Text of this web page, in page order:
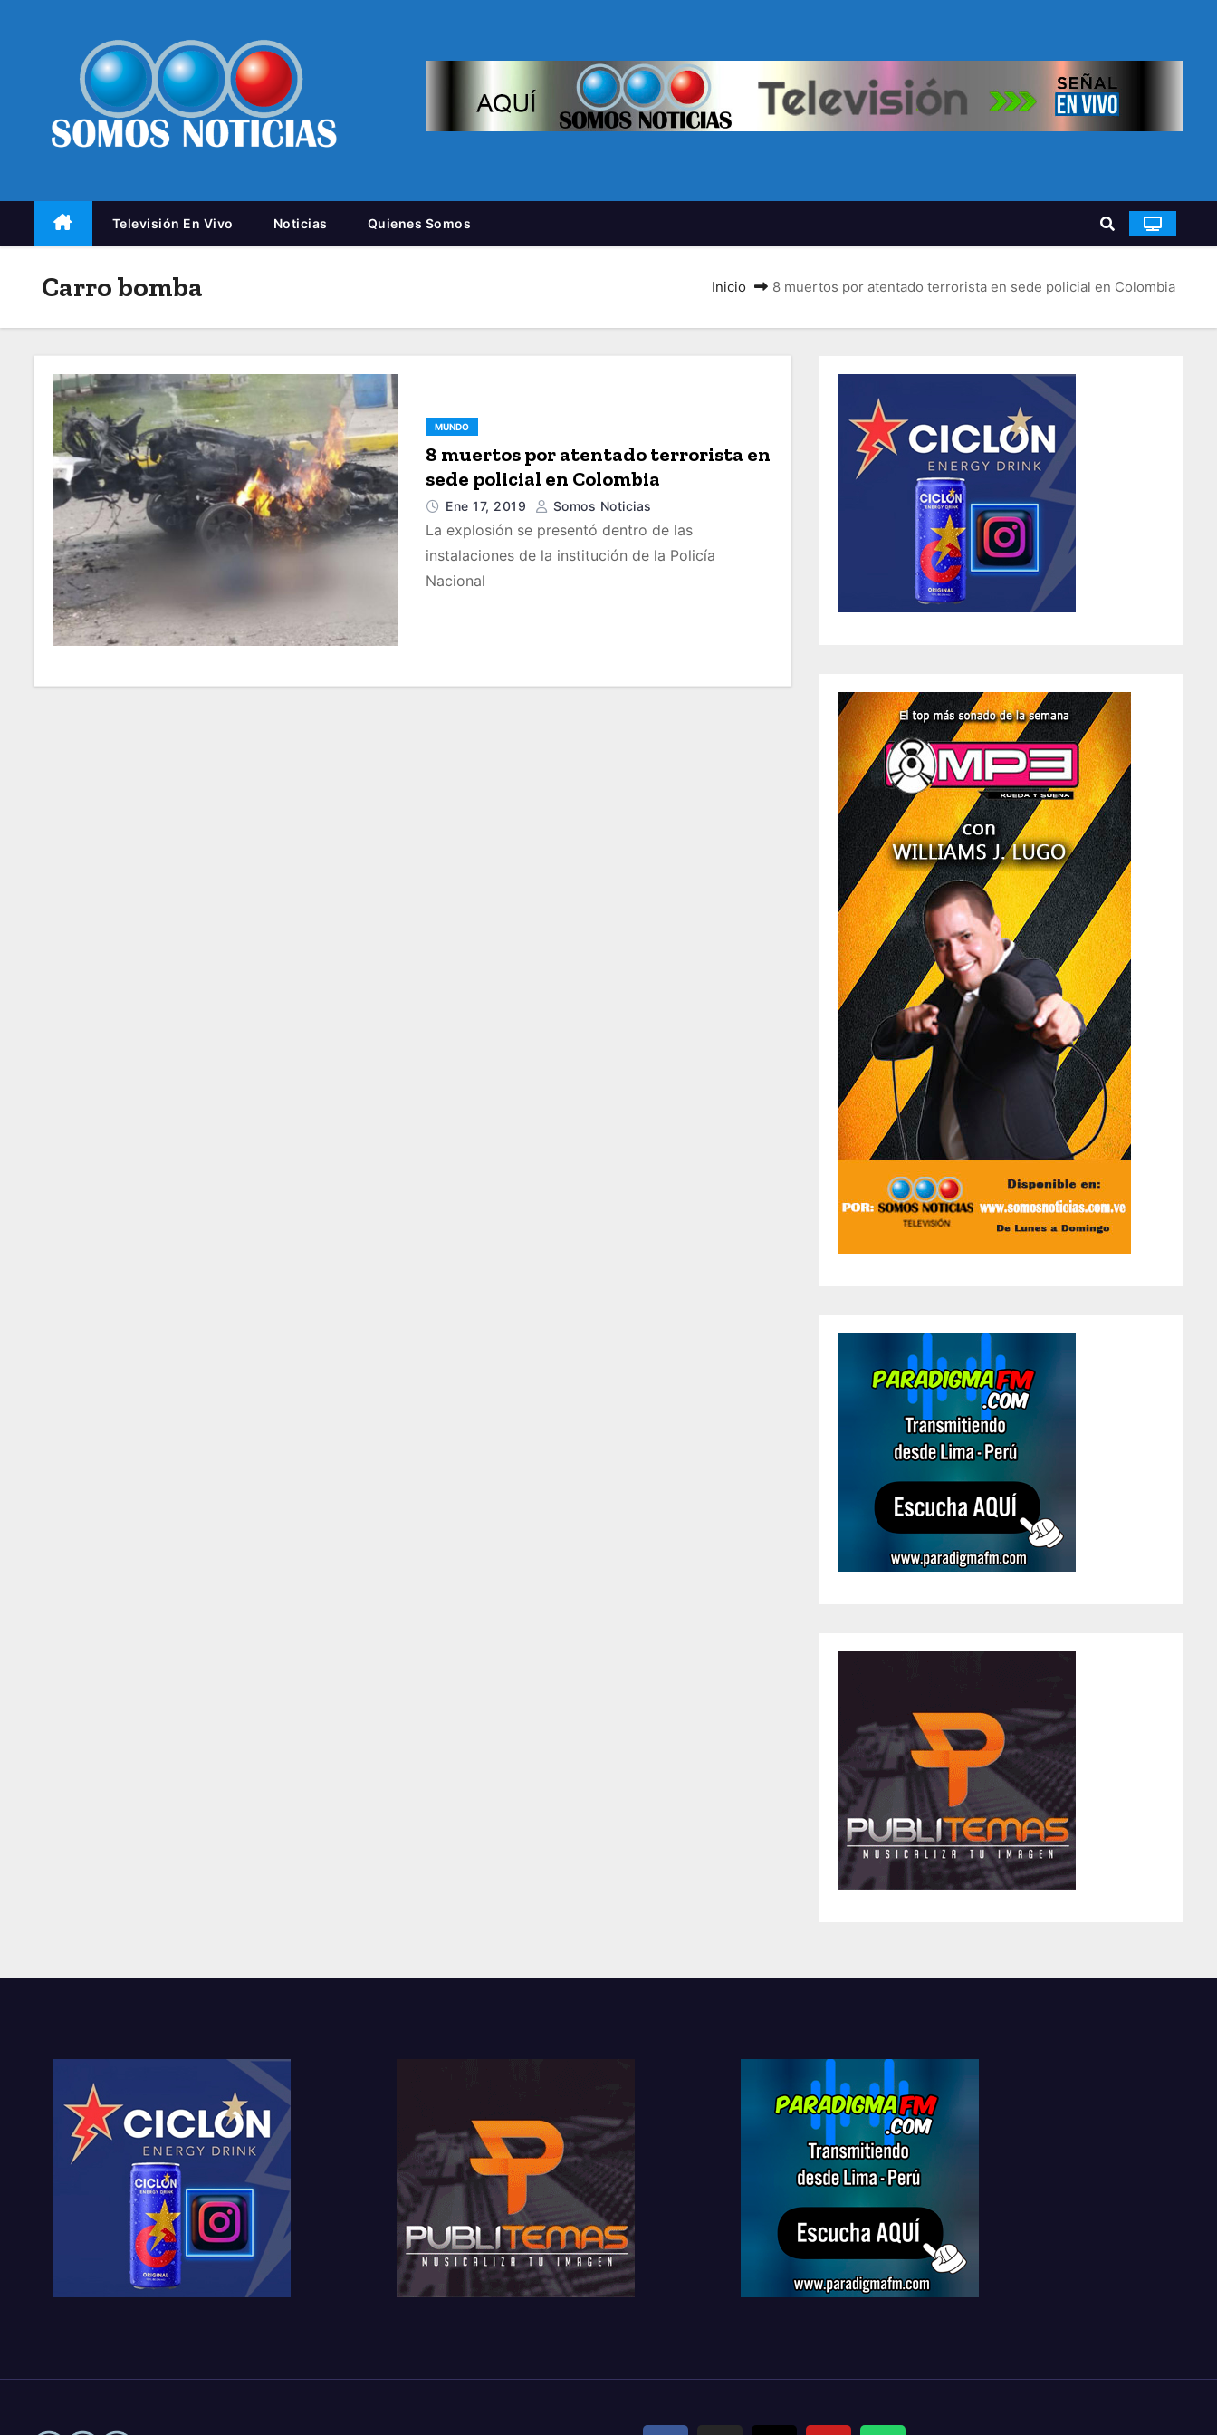
Televisión En Vivo Noticias Quienes Somos
Carro bomba Inicio 8 muertos por atentado terrorista en sede policial en Colombia
MUNDO
8 muertos por atentado terrorista en
sede policial en Colombia
Ene 17, 2019 Somos Noticias
La explosión se presentó dentro de las
instalaciones de la institución de la Policía
Nacional